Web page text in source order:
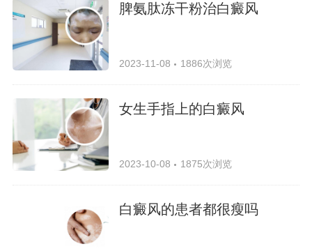
脾氨肽冻干粉治白癜风
2023-11-08 1886次浏览
女生手指上的白癜风
2023-10-08 1875次浏览
白癜风的患者都很瘦吗